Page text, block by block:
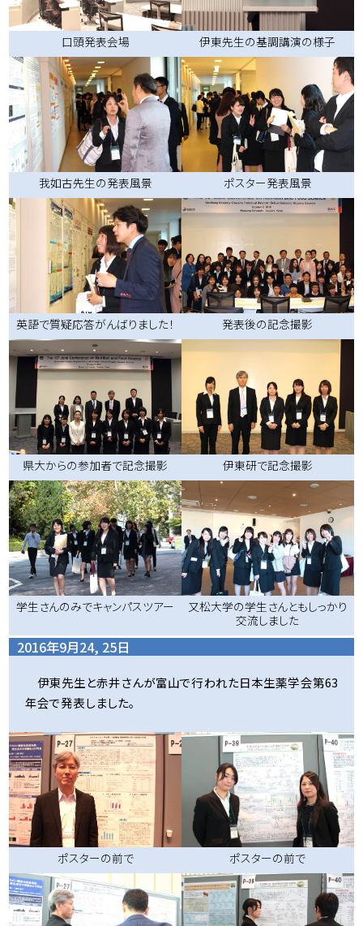
口頭発表会場 伊東先生の基調講演の様子
我如古先生の発表風景 ポスター発表風景
英語で質疑応答がんばりました！ 発表後の記念撮影
県大からの参加者で記念撮影 伊東研で記念撮影
学生さんのみでキャンパスツアー
又松大学の学生さんともしっかり
交流しました
2016年9月24, 25日
伊東先生と赤井さんが富山で行われた日本生薬学会第63
年会で発表しました。
ポスターの前で ポスターの前で